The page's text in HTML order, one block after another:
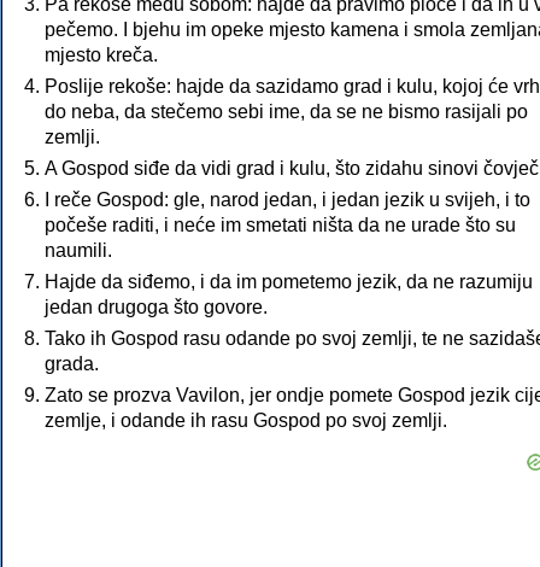
Pa rekoše među sobom: hajde da pravimo ploče i da ih u
pečemo. I bjehu im opeke mjesto kamena i smola
mjesto kreča.
Poslije rekoše: hajde da sazidamo grad i kulu, kojoj će
do neba, da stečemo sebi ime, da se ne bismo rasijali po
zemlji.
A Gospod siđe da vidi grad i kulu, što zidahu sinovi
I reče Gospod: gle, narod jedan, i jedan jezik u svijeh, i to
počeše raditi, i neće im smetati ništa da ne urade što su
naumili.
Hajde da siđemo, i da im pometemo jezik, da ne razumiju
jedan drugoga što govore.
Tako ih Gospod rasu odande po svoj zemlji, te ne
grada.
Zato se prozva Vavilon, jer ondje pomete Gospod jezik
zemlje, i odande ih rasu Gospod po svoj zemlji.